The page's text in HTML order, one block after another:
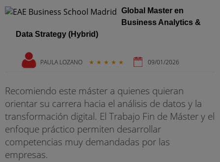
Global Master en
Business Analytics &
Data Strategy (Hybrid)
PAULA LOZANO ★ ★ ★ ★ ★ 09/01/2026
Recomiendo este máster a quienes quieran
orientar su carrera hacia el análisis de datos y la
transformación digital. El Trabajo Fin de Máster y el
enfoque práctico permiten desarrollar
competencias muy demandadas por las
empresas.